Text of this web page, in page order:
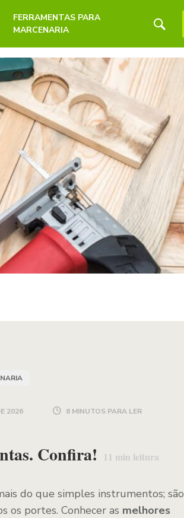
FERRAMENTAS PARA
MARCENARIA
2026 8 MINUTOS PARA LER
Confira! 11 min leitura
do que simples instrumentos; são
os portes. Conhecer as melhores